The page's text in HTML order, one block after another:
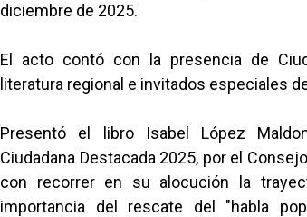
diciembre de 2025.
El acto contó con la presencia de
literatura regional e invitados especiales
Presentó el libro Isabel López
Ciudadana Destacada 2025, por el
con recorrer en su alocución la
importancia del rescate del "habla